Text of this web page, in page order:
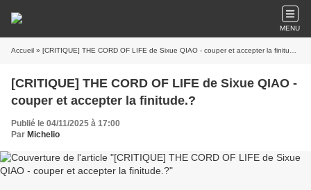
MENU
Accueil » [CRITIQUE] THE CORD OF LIFE de Sixue QIAO - couper et accepter la finitude.?
[CRITIQUE] THE CORD OF LIFE de Sixue QIAO -
couper et accepter la finitude.?
Publié le 04/11/2025 à 17:00
Par Michelio